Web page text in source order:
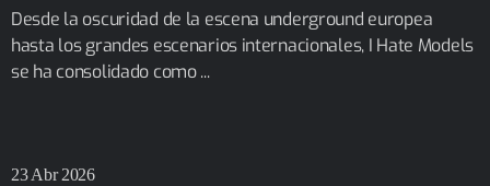
Desde la oscuridad de la escena underground europea
hasta los grandes escenarios internacionales, I Hate Models
se ha consolidado como ...
23 Abr 2026